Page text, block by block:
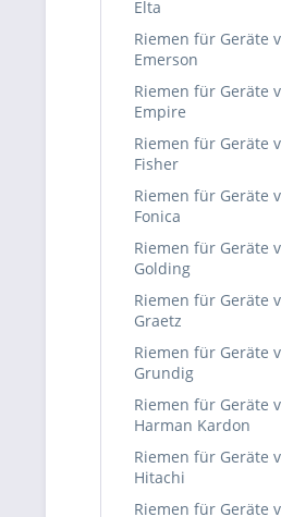
Elta
Riemen für Geräte
Emerson
Riemen für Geräte
Empire
Riemen für Geräte
Fisher
Riemen für Geräte
Fonica
Riemen für Geräte
Golding
Riemen für Geräte
Graetz
Riemen für Geräte
Grundig
Riemen für Geräte
Harman Kardon
Riemen für Geräte
Hitachi
Riemen für Geräte